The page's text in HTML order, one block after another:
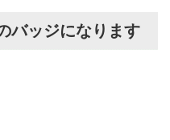
バッジになります